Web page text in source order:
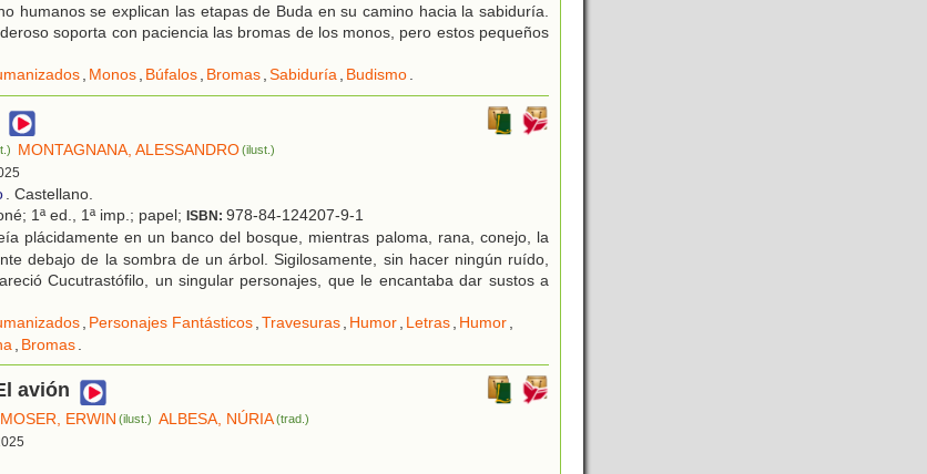
humanos se explican las etapas de Buda en su camino hacia la sabiduría.
soporta con paciencia las bromas de los monos, pero estos pequeños
, Monos, Búfalos, Bromas,Sabiduría, Budismo.
MONTAGNANA, ALESSANDRO(ilust.)
. Castellano.
1ª ed., 1ª imp.; papel; ISBN: 978-84-124207-9-1
plácidamente en un banco del bosque, mientras paloma, rana, conejo, la
debajo de la sombra de un árbol. Sigilosamente, sin hacer ningún ruído,
Cucutrastófilo, un singular personajes, que le encantaba dar sustos a
, Personajes Fantásticos,Travesuras, Humor, Letras, Humor,
, Bromas.
avión
MOSER, ERWIN (ilust.) ALBESA, NÚRIA(trad.)